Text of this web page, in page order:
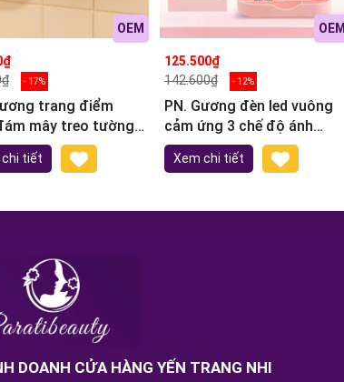
OEM
- 17%
trang điểm
mây treo tường
15.5x22cm
chi tiết
OEM
125.500₫
142.600₫
- 12%
PN. Gương đèn led vuông
cảm ứng 3 chế độ ánh
sáng có khay đựng đồ
Xem chi tiết
DOANH CỬA HÀNG YẾN TRANG NHI